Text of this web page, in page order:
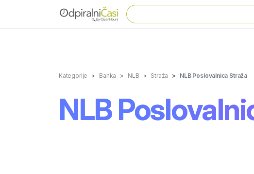
Kategorije Banka NLB Straža NLB Poslovalnica Straža
NLB